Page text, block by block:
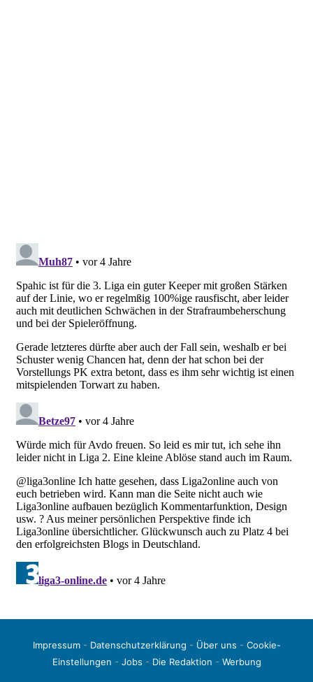
Impressum- Datenschutzerklärung - Über uns - Cookie-
Einstellungen - Jobs - Die Redaktion - Werbung